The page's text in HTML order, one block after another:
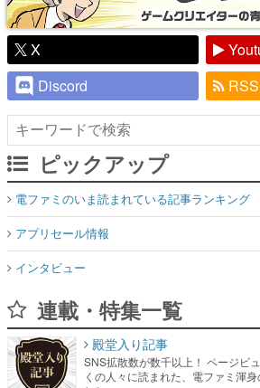
X
Discord
RSS
ピックアップ
電ファミのいま読まれている記事ランキング
アプリセール情報
インタビュー
連載・特集一覧
殿堂入り記事
SNS拡散数が数千以上！ ページビ
くの人々に読まれた、電ファミ渾身